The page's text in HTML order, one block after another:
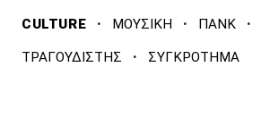
CULTURE · ΜΟΥΣΙΚΗ · ΠΑΝΚ ·
ΤΡΑΓΟΥΔΙΣΤΗΣ · ΣΥΓΚΡΟΤΗΜΑ